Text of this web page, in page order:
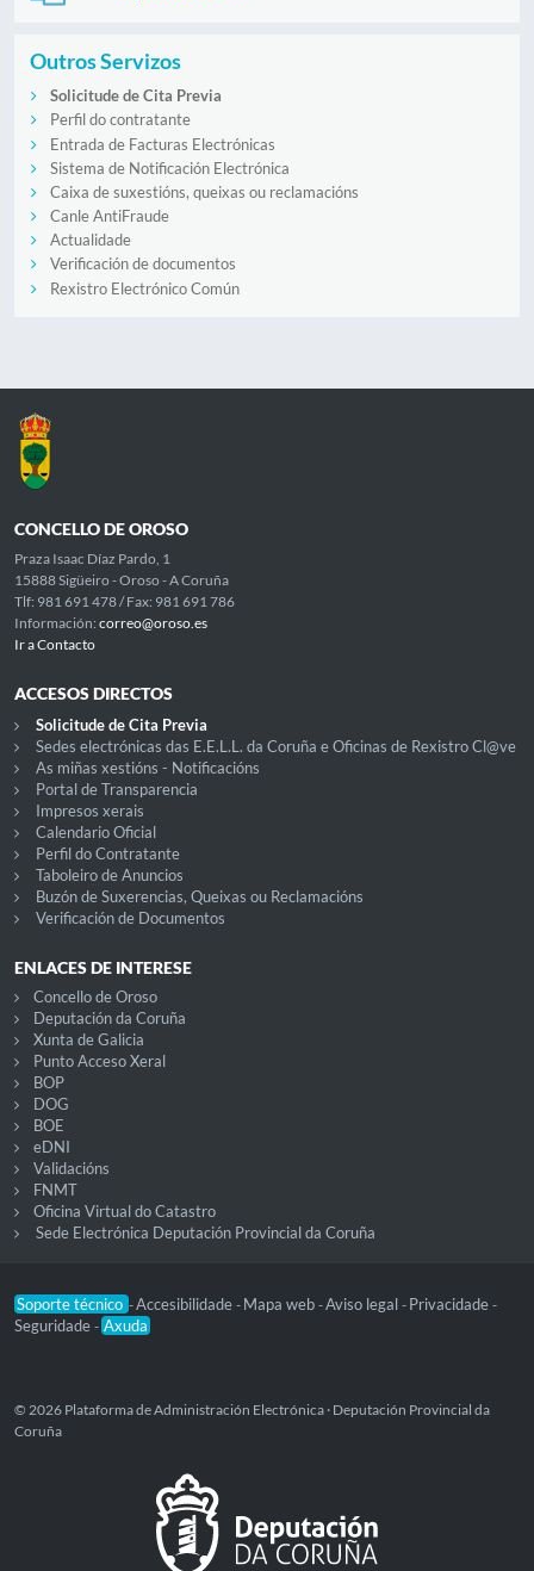
Outros Servizos
Solicitude de Cita Previa
Perfil do contratante
Entrada de Facturas Electrónicas
Sistema de Notificación Electrónica
Caixa de suxestións, queixas ou reclamacións
Canle AntiFraude
Actualidade
Verificación de documentos
Rexistro Electrónico Común
CONCELLO DE OROSO
Praza Isaac Díaz Pardo, 1
15888 Sigüeiro - Oroso - A Coruña
Tlf: 981 691 478 / Fax: 981 691 786
Información: correo@oroso.es
Ir a Contacto
ACCESOS DIRECTOS
Solicitude de Cita Previa
Sedes electrónicas das E.E.L.L. da Coruña e Oficinas de Rexistro Cl@ve
As miñas xestións - Notificacións
Portal de Transparencia
Impresos xerais
Calendario Oficial
Perfil do Contratante
Taboleiro de Anuncios
Buzón de Suxerencias, Queixas ou Reclamacións
Verificación de Documentos
ENLACES DE INTERESE
Concello de Oroso
Deputación da Coruña
Xunta de Galicia
Punto Acceso Xeral
BOP
DOG
BOE
eDNI
Validacións
FNMT
Oficina Virtual do Catastro
Sede Electrónica Deputación Provincial da Coruña
Soporte técnico -Accesibilidade - Mapa web -Aviso legal - Privacidade -
Seguridade - Axuda
© 2026 Plataforma de Administración Electrónica · Deputación Provincial da
Coruña